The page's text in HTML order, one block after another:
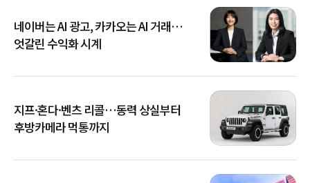
네이버는 AI 광고, 카카오는 AI 거래…
엇갈린 수익화 시계
지프·혼다·벤츠 리콜…동력 상실부터
후방카메라 먹통까지